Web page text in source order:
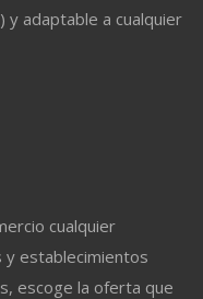
adaptable a cualquier
cualquier
establecimientos
escoge la oferta que